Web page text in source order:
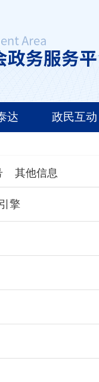
达 政民互动
其他信息
擎